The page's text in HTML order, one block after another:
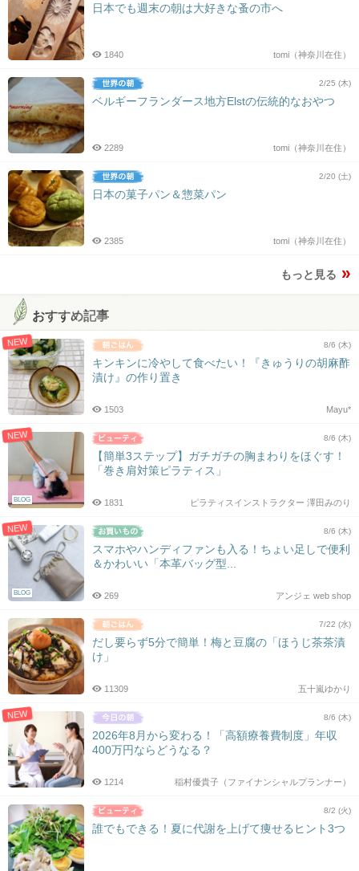
日本でも週末の朝は大好きな蚤の市へ
tomi（神奈川在住）
1840
2/25 (木)
ベルギーフランダース地方Elstの伝統的なおやつ
tomi（神奈川在住）
2289
2/20 (土)
日本の菓子パン＆惣菜パン
tomi（神奈川在住）
2385
もっと見る
おすすめ記事
NEW 8/6 (木)
キンキンに冷やして食べたい！『きゅうりの胡麻酢
漬け』の作り置き
Mayu*
1503
NEW
BLOG
8/6 (木)
【簡単3ステップ】ガチガチの胸まわりをほぐす！
「巻き肩対策ピラティス」
ピラティスインストラクター 澤田みのり
1831
NEW
BLOG
8/6 (木)
スマホやハンディファンも入る！ちょい足しで便利
＆かわいい「本革バッグ型...
アンジェ web shop
269
7/22 (水)
だし要らず5分で簡単！梅と豆腐の「ほうじ茶茶漬
け」
五十嵐ゆかり
11309
NEW 8/6 (木)
2026年8月から変わる！「高額療養費制度」年収
400万円ならどうなる？
稲村優貴子（ファイナンシャルプランナー）
1214
8/2 (火)
誰でもできる！夏に代謝を上げて痩せるヒント3つ